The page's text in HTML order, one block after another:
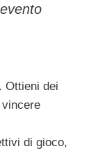
Ottieni dei
di gioco,